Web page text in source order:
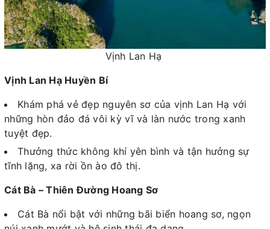
Vịnh Lan Hạ
Vịnh Lan Hạ Huyền Bí
Khám phá vẻ đẹp nguyên sơ của vịnh Lan Hạ với
những hòn đảo đá vôi kỳ vĩ và làn nước trong xanh
tuyệt đẹp.
Thưởng thức không khí yên bình và tận hưởng sự
tĩnh lặng, xa rời ồn ào đô thị.
Cát Bà – Thiên Đường Hoang Sơ
Cát Bà nổi bật với những bãi biển hoang sơ, ngọn